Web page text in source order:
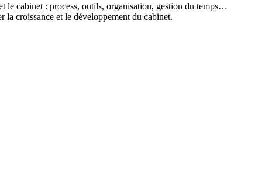
le cabinet : process, outils, organisation, gestion du temps…
la croissance et le développement du cabinet.